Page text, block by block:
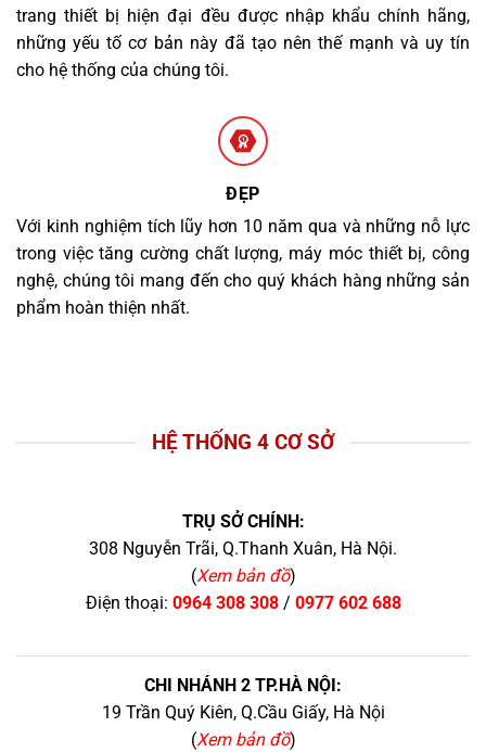
trang thiết bị hiện đại đều được nhập khẩu chính hãng,
những yếu tố cơ bản này đã tạo nên thế mạnh và uy tín
cho hệ thống của chúng tôi.
ĐẸP
Với kinh nghiệm tích lũy hơn 10 năm qua và những nỗ lực
trong việc tăng cường chất lượng, máy móc thiết bị, công
nghệ, chúng tôi mang đến cho quý khách hàng những sản
phẩm hoàn thiện nhất.
HỆ THỐNG 4 CƠ SỞ
TRỤ SỞ CHÍNH:
308 Nguyễn Trãi, Q.Thanh Xuân, Hà Nội.
(Xem bản đồ)
Điện thoại: 0964 308 308/ 0977 602 688
CHI NHÁNH 2 TP.HÀ NỘI:
19 Trần Quý Kiên, Q.Cầu Giấy, Hà Nội
(Xem bản đồ)